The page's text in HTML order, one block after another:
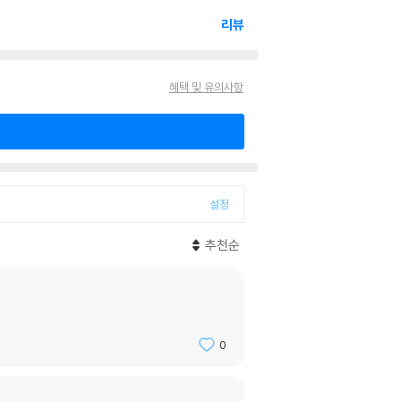
리뷰
혜택 및 유의사항
설정
추천순
0